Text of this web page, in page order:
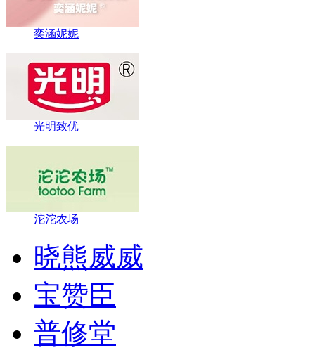
奕涵妮妮
光明致优
沱沱农场
晓熊威威
宝赞臣
普修堂